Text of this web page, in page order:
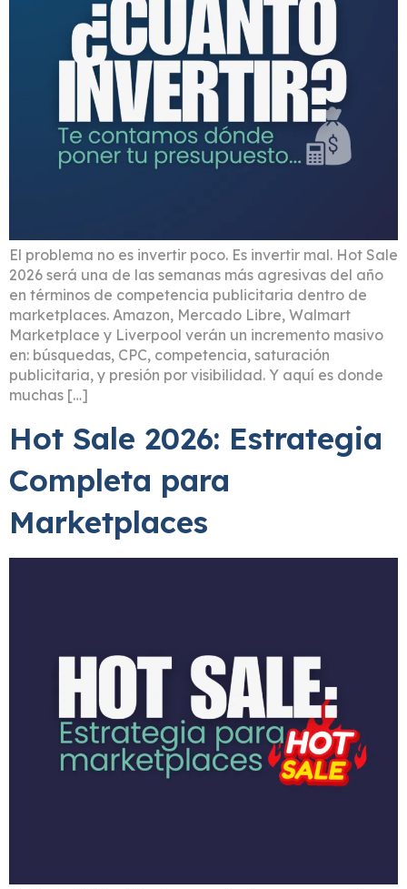
El problema no es invertir poco. Es invertir mal. Hot Sale
2026 será una de las semanas más agresivas del año
en términos de competencia publicitaria dentro de
marketplaces. Amazon, Mercado Libre, Walmart
Marketplace y Liverpool verán un incremento masivo
en: búsquedas, CPC, competencia, saturación
publicitaria, y presión por visibilidad. Y aquí es donde
muchas […]
Hot Sale 2026: Estrategia
Completa para
Marketplaces